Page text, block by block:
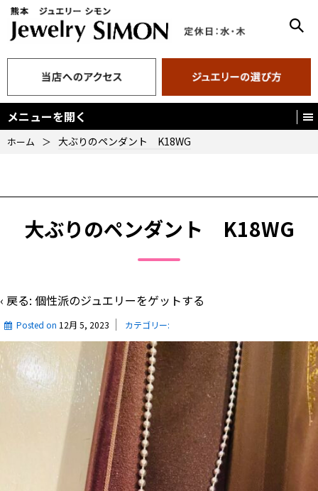
メニューを開く
ホーム ＞ 大ぶりのペンダント K18WG
大ぶりのペンダント K18WG
‹ 戻る: 個性派のジュエリーをゲットする
Posted on 12月 5, 2023 カテゴリー: